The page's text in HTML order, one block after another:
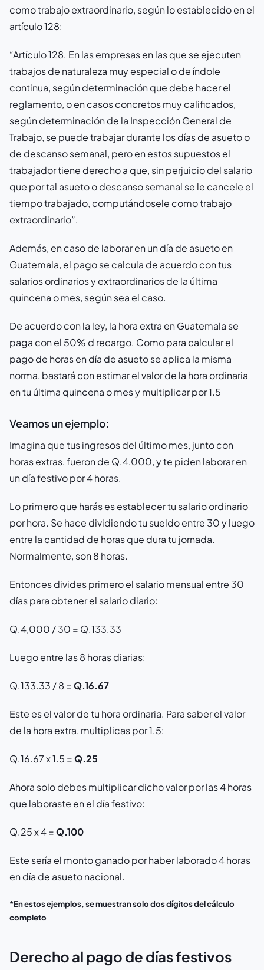
como trabajo extraordinario, según lo establecido en el
artículo 128:
“Artículo 128. En las empresas en las que se ejecuten
trabajos de naturaleza muy especial o de índole
continua, según determinación que debe hacer el
reglamento, o en casos concretos muy calificados,
según determinación de la Inspección General de
Trabajo, se puede trabajar durante los días de asueto o
de descanso semanal, pero en estos supuestos el
trabajador tiene derecho a que, sin perjuicio del salario
que por tal asueto o descanso semanal se le cancele el
tiempo trabajado, computándosele como trabajo
extraordinario”.
Además, en caso de laborar en un día de asueto en
Guatemala, el pago se calcula de acuerdo con tus
salarios ordinarios y extraordinarios de la última
quincena o mes, según sea el caso.
De acuerdo con la ley, la hora extra en Guatemala se
paga con el 50% d recargo. Como para calcular el
pago de horas en día de asueto se aplica la misma
norma, bastará con estimar el valor de la hora ordinaria
en tu última quincena o mes y multiplicar por 1.5
Veamos un ejemplo:
Imagina que tus ingresos del último mes, junto con
horas extras, fueron de Q.4,000, y te piden laborar en
un día festivo por 4 horas.
Lo primero que harás es establecer tu salario ordinario
por hora. Se hace dividiendo tu sueldo entre 30 y luego
entre la cantidad de horas que dura tu jornada.
Normalmente, son 8 horas.
Entonces divides primero el salario mensual entre 30
días para obtener el salario diario:
Q.4,000 / 30 = Q.133.33
Luego entre las 8 horas diarias:
Q.133.33 / 8 =Q.16.67
Este es el valor de tu hora ordinaria. Para saber el valor
de la hora extra, multiplicas por 1.5:
Q.16.67 x 1.5 =Q.25
Ahora solo debes multiplicar dicho valor por las 4 horas
que laboraste en el día festivo:
Q.25 x 4 =Q.100
Este sería el monto ganado por haber laborado 4 horas
en día de asueto nacional.
*En estos ejemplos, se muestran solo dos dígitos del cálculo
completo
Derecho al pago de días festivos